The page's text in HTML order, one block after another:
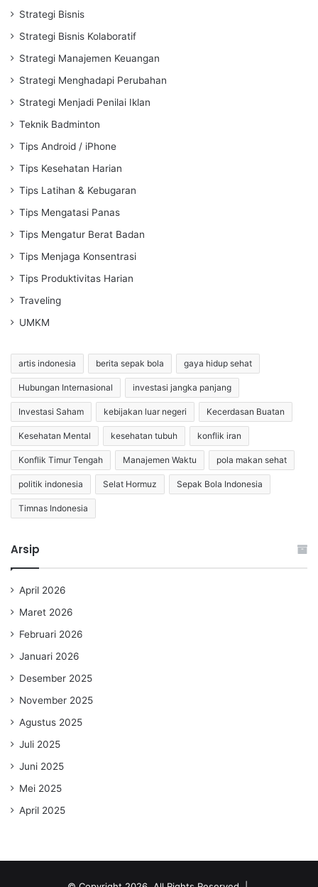
Strategi Bisnis
Strategi Bisnis Kolaboratif
Strategi Manajemen Keuangan
Strategi Menghadapi Perubahan
Strategi Menjadi Penilai Iklan
Teknik Badminton
Tips Android / iPhone
Tips Kesehatan Harian
Tips Latihan & Kebugaran
Tips Mengatasi Panas
Tips Mengatur Berat Badan
Tips Menjaga Konsentrasi
Tips Produktivitas Harian
Traveling
UMKM
artis indonesia berita sepak bola gaya hidup sehat
Hubungan Internasional investasi jangka panjang
Investasi Saham kebijakan luar negeri Kecerdasan Buatan
Kesehatan Mental kesehatan tubuh konflik iran
Konflik Timur Tengah Manajemen Waktu pola makan sehat
politik indonesia Selat Hormuz Sepak Bola Indonesia
Timnas Indonesia
Arsip
April 2026
Maret 2026
Februari 2026
Januari 2026
Desember 2025
November 2025
Agustus 2025
Juli 2025
Juni 2025
Mei 2025
April 2025